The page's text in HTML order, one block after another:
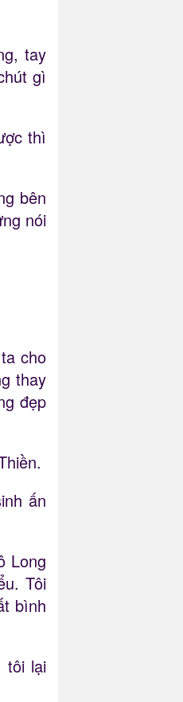
tay
gì
thì
bên
nói
cho
thay
đẹp
ấn
Long
Tôi
bình
tôi lại